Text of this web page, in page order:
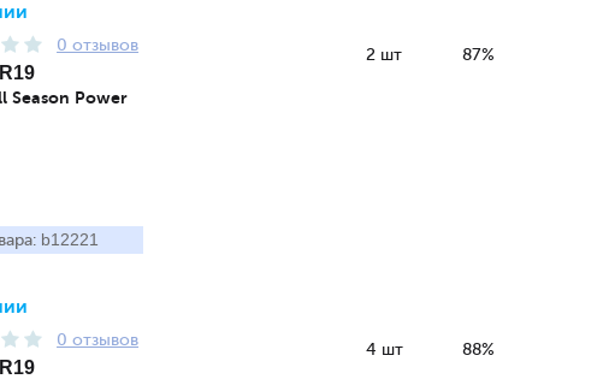
0 отзывов
Season Power
2 шт 87%
b12221
0 отзывов
4 шт 88%